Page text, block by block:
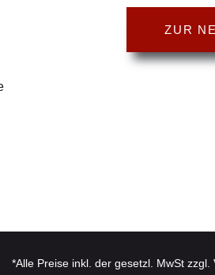
ZUR
*Alle Preise inkl. der gesetzl. MwSt